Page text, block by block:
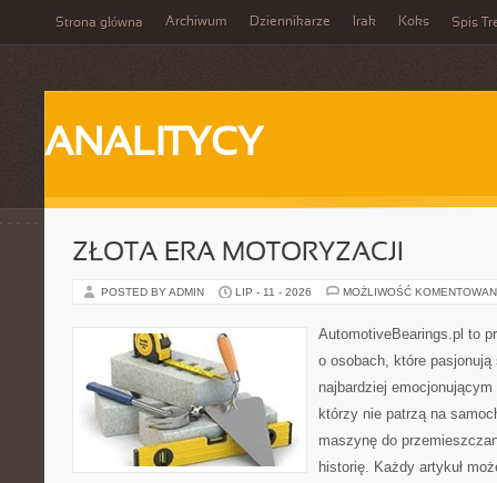
Strona główna Archiwum Dziennikarze Irak Koks Spis
ANALITYCY
ZŁOTA ERA MOTORYZACJI
POSTED BY ADMIN LIP - 11 - 2026 MOŻLIWOŚĆ
AutomotiveBearings.pl to
o osobach, które
najbardziej
którzy nie patrzą na
maszynę do
historię. Każdy artykuł